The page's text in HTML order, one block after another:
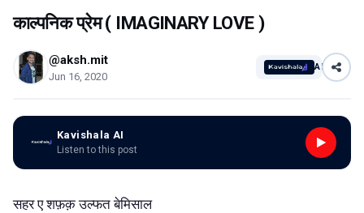
काल्पनिक प्रेम ( IMAGINARY LOVE )
@aksh.mit
Jun 16, 2020
AI
Kavishala AI
Listen to this post
सहर ए शफ़क़ उल्फत बेमिसाल